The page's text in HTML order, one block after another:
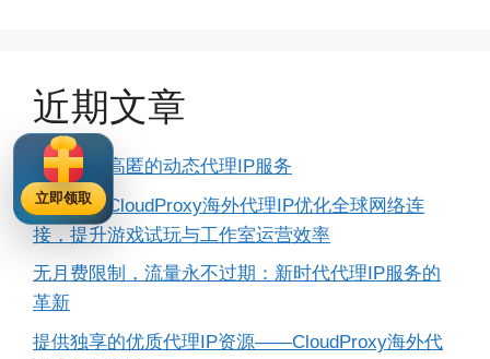
近期文章
提供独享高匿的动态代理IP服务
如何利用CloudProxy海外代理IP优化全球网络连
接，提升游戏试玩与工作室运营效率
无月费限制，流量永不过期：新时代代理IP服务的
革新
提供独享的优质代理IP资源——CloudProxy海外代
立即领取